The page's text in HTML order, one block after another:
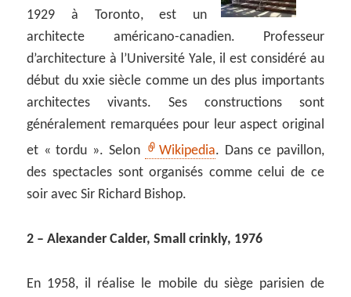
1929 à Toronto, est un
architecte américano-canadien. Professeur
d’architecture à l’Université Yale, il est considéré au
début du xxie siècle comme un des plus importants
architectes vivants. Ses constructions sont
généralement remarquées pour leur aspect original
et « tordu ». Selon
Wikipedia. Dans ce pavillon,
des spectacles sont organisés comme celui de ce
soir avec Sir Richard Bishop.
2 – Alexander Calder, Small crinkly, 1976
En 1958, il réalise le mobile du siège parisien de